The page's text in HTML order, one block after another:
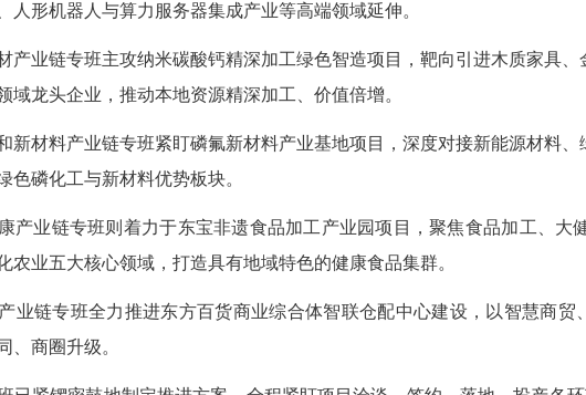
”项目紧扣东宝“1311”现代化产业体系，既立足本土产
各产业链专班聚焦关键环节精准发力。
业链专班聚焦LED半导体新材料制造项目，聚力推动
路板、人形机器人与算力服务器集成产业等高端领域延伸。
材产业链专班主攻纳米碳酸钙精深加工绿色智造项目